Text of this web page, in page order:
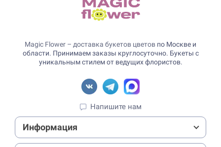
Magic Flower – доставка букетов цветов по Москве и
области. Принимаем заказы круглосуточно. Букеты с
уникальным стилем от ведущих флористов.
Напишите нам
Информация